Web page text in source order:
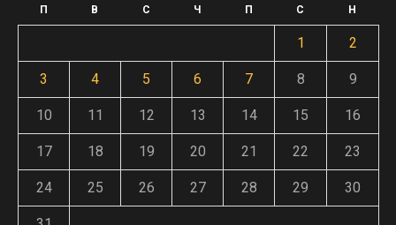
П В С Ч П С Н
1 2
3 4 5 6 7 8 9
10 11 12 13 14 15 16
17 18 19 20 21 22 23
24 25 26 27 28 29 30